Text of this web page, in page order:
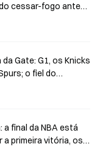
cessar-fogo antes
Gate: G1, os Knicks
o fiel do
a final da NBA está
primeira vitória, os